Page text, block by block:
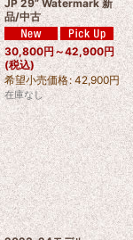
JP 29” Watermark 新
品/中古
30,800円～42,900円
(税込)
希望小売価格: 42,900円
在庫なし